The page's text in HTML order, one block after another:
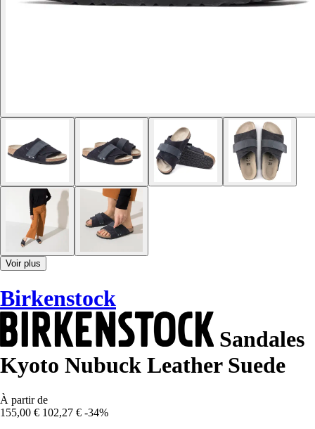
Voir plus
Birkenstock
Sandales
Kyoto Nubuck Leather Suede
À partir de
155,00 € 102,27 € -34%